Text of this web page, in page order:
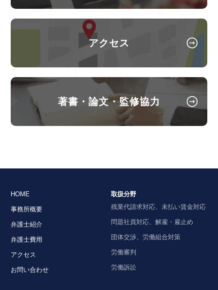
企業法務担当執行役員・弁護士 家永勲「弁護士が解
決！！身近な不動産トラブル」
に無断で行った修繕の費用負担』
全国賃貸住宅新聞 2025年11月10日〈発行〉
2025年11月5日
『高齢者住宅新聞』
企業法務担当執行役員・弁護士 家永勲による連載
「介護施設を取り巻く法律問題の今」『第170回
【相談室Q&A】履歴書の職歴の空白期間について虚
偽申告をしていた社員を解雇できるかの論文を、企
業法務担当執行役員・弁護士 家永 勲が執筆しまし
た。
株式会社 労務行政 2025年10月24日〈発行〉
学生に対するハラスメントを理由とした懲戒処分の
有効性（国立大学法人愛知教育大学事件）～名古屋
地裁令和３年１月２７日判決～
敷金を返還しない合意の有効性
【タイ】2024年8月号Vol.27
最新判例・ルーリング(税務)
バス運転手の待機時間に関する労働時間該当性～福
岡高等裁判所令和５年３月９日判決～（不活動時間
【不動産業界】2024年8月号Vol.117
定期借家契約終了時の注意点
アクセス
著書・論文・監修協力
HOME
事務所概要
弁護士紹介
弁護士費用
アクセス
お問い合わせ
取扱分野
残業代請求対応、未払い賃金対応
問題社員対応、解雇・雇止め
団体交渉、労働組合対策
労働審判
労働訴訟